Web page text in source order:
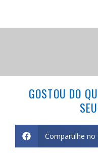
GOSTOU DO
Compartilhe no